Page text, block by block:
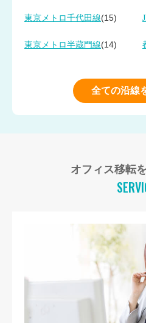
東京メトロ千代田線(15)
東京メトロ半蔵門線(14)
全ての沿線
オフィス移転